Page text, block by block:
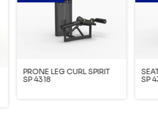
PRONE LEG CURL SPIRIT
SP 4318
SP